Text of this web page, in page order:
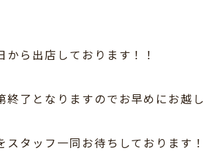
から出店しております！！
終了となりますのでお早めにお越
スタッフ一同お待ちしております！